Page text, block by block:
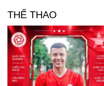
THỂ THAO